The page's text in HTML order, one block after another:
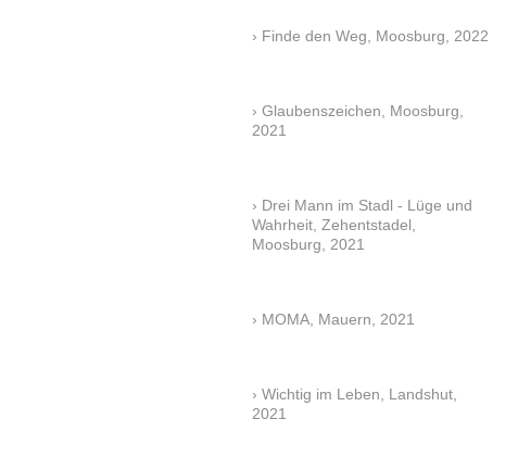
Finde den Weg, Moosburg, 2022
Glaubenszeichen, Moosburg,
2021
Drei Mann im Stadl - Lüge und
Wahrheit, Zehentstadel,
Moosburg, 2021
MOMA, Mauern, 2021
Wichtig im Leben, Landshut,
2021